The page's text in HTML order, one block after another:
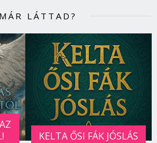
LÁTTAD?
KELTA ŐSI FÁK JÓSLÁS